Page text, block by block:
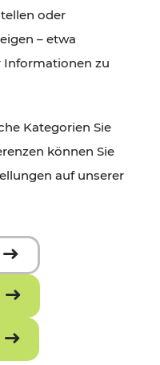
oder
– etwa
Informationen zu
Kategorien Sie
können Sie
auf unserer